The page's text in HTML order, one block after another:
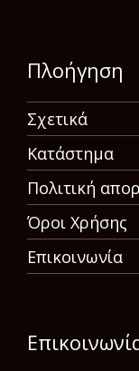
Πλοήγηση
Σχετικά
Κατάστημα
Πολιτική
Όροι Χρήσης
Επικοινωνία